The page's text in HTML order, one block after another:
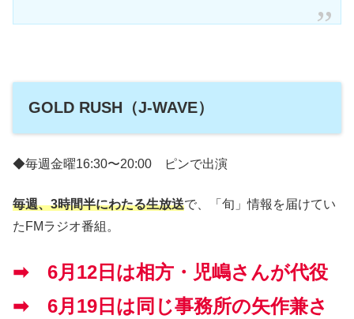
GOLD RUSH（J-WAVE）
◆毎週金曜16:30〜20:00 ピンで出演
毎週、3時間半にわたる生放送で、「旬」情報を届けてい
たFMラジオ番組。
➡ 6月12日は相方・児嶋さんが代役
➡ 6月19日は同じ事務所の矢作兼さ